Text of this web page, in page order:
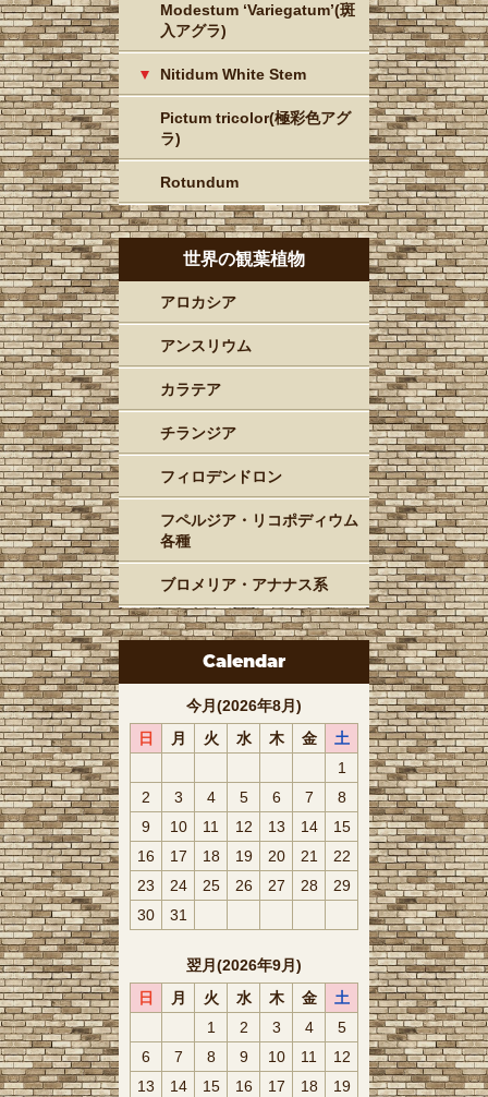
Modestum ‘Variegatum’(斑
入アグラ)
Nitidum White Stem
Pictum tricolor(極彩色アグ
ラ)
Rotundum
世界の観葉植物
アロカシア
アンスリウム
カラテア
チランジア
フィロデンドロン
フペルジア・リコポディウム
各種
ブロメリア・アナナス系
Calendar
今月(2026年8月)
日
月 火 水 木 金
土
1
2
3 4 5 6 7
8
9
10 11 12 13 14
15
16
17 18 19 20 21
22
23
24 25 26 27 28
29
30
31
翌月(2026年9月)
日
月 火 水 木 金
土
1
2 3 4
5
6
7 8 9 10 11
12
13
14 15 16 17 18 19